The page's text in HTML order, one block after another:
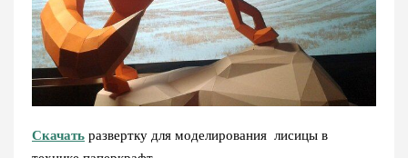
Скачать развертку для моделирования лисицы в